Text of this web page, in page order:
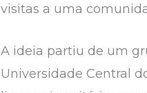
visitas a uma
A ideia partiu de um
Universidade Central